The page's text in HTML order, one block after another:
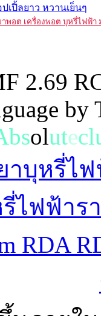
เปิ้ลยาว หวานเย็นๆ
าพอต เครื่องพอต บุหรี่ไฟฟ้า
2.69
bsolutecl
าบุหรี่ไ
ไฟฟ้าร
RDA